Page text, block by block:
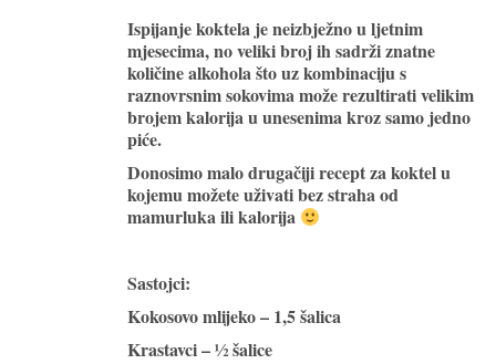
Ispijanje koktela je neizbježno u ljetnim
mjesecima, no veliki broj ih sadrži znatne
količine alkohola što uz kombinaciju s
raznovrsnim sokovima može rezultirati velikim
brojem kalorija u unesenima kroz samo jedno
piće.
Donosimo malo drugačiji recept za koktel u
kojemu možete uživati bez straha od
mamurluka ili kalorija
Sastojci:
Kokosovo mlijeko – 1,5 šalica
Krastavci – ½ šalice